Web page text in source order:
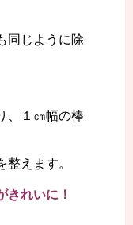
同じように除
、１㎝幅の棒
えます。
れいに！